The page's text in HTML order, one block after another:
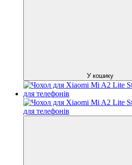
У кошику